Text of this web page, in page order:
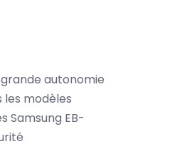
autonomie
les modèles
Samsung EB-